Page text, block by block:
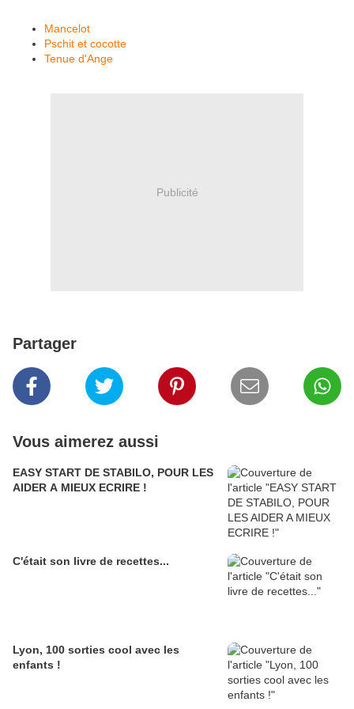
Mancelot
Pschit et cocotte
Tenue d'Ange
Publicité
Partager
Vous aimerez aussi
EASY START DE STABILO, POUR LES
AIDER A MIEUX ECRIRE !
C'était son livre de recettes...
Lyon, 100 sorties cool avec les
enfants !